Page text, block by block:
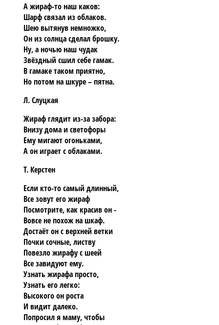
А жираф-то наш каков:
Шарф связал из облаков.
Шею вытянув немножко,
Он из солнца сделал брошку.
Ну, а ночью наш чудак
Звёздный сшил себе гамак.
В гамаке таком приятно,
Но потом на шкуре – пятна.
Л. Слуцкая
Жираф глядит из-за забора:
Внизу дома и светофоры
Ему мигают огоньками,
А он играет с облаками.
Т. Керстен
Если кто-то самый длинный,
Все зовут его жираф
Посмотрите, как красив он -
Вовсе не похож на шкаф.
Достаёт он с верхней ветки
Почки сочные, листву
Повезло жирафу с шеей
Все завидуют ему.
Узнать жирафа просто,
Узнать его легко:
Высокого он роста
И видит далеко.
Попросил я маму, чтобы